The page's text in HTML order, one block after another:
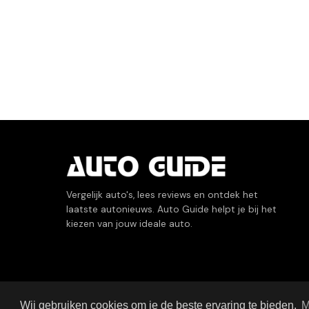
Wij gebruiken cookies om je de beste ervaring te bieden.
Vergelijk auto's, lees reviews en ontdek het
laatste autonieuws. Auto Guide helpt je bij het
kiezen van jouw ideale auto.